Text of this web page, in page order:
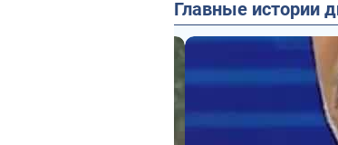
Главные истории